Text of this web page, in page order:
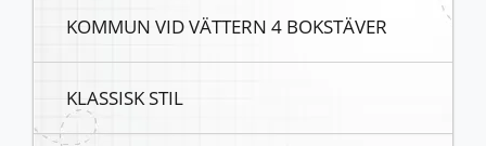
KOMMUN VID VÄTTERN 4 BOKSTÄVER
KLASSISK STIL